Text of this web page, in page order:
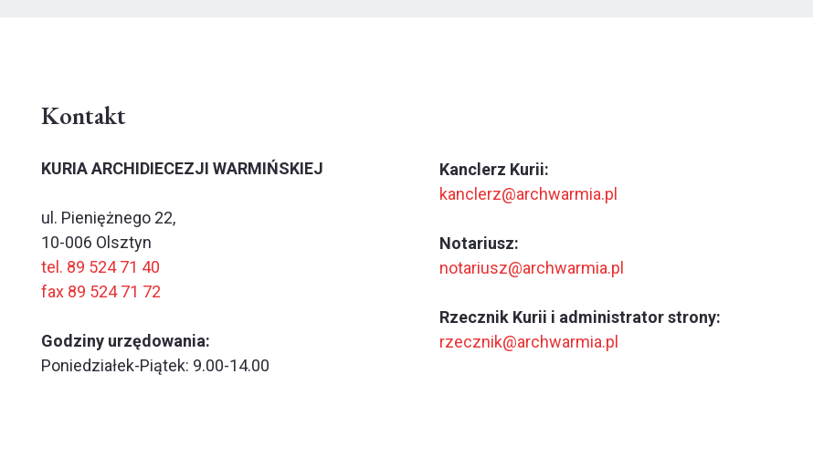
Kontakt
KURIA ARCHIDIECEZJI WARMIŃSKIEJ
ul. Pieniężnego 22,
10-006 Olsztyn
tel. 89 524 71 40
fax 89 524 71 72
Godziny urzędowania:
Poniedziałek-Piątek: 9.00-14.00
Kanclerz Kurii:
kanclerz@archwarmia.pl
Notariusz:
notariusz@archwarmia.pl
Rzecznik Kurii i administrator strony:
rzecznik@archwarmia.pl